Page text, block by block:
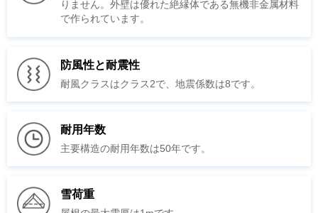
で作られています。
防風性と耐震性
耐風クラスはクラス2で、地震係数は8です。
耐用年数
主要構造の耐用年数は50年です。
雪荷重